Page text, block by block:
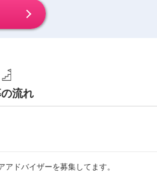
流れ
ドバイザーを募集してます。